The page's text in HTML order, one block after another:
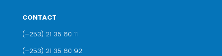
CONTACT
(+253) 21 35 60 11
(+253) 21 35 60 92